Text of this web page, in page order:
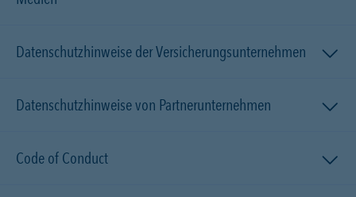
Datenschutzhinweise der Versicherungsunternehmen
Datenschutzhinweise von Partnerunternehmen
Code of Conduct